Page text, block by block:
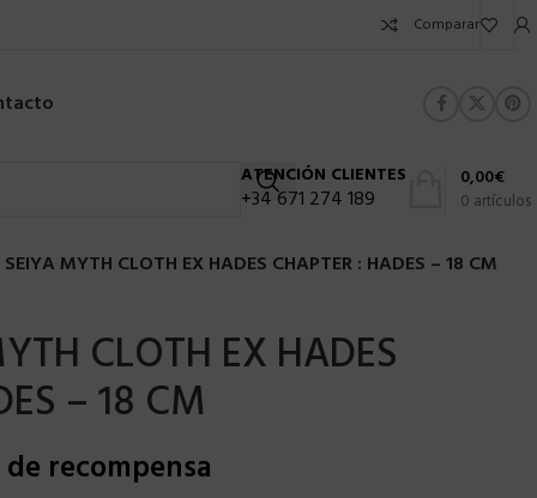
Comparar
ATENCIÓN CLIENTES
+34 671 274 189 0 artículos
0,00€
MYTH CLOTH EX HADES CHAPTER : HADES – 18 CM
CLOTH EX HADES
– 18 CM
recompensa